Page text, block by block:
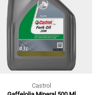
Castrol